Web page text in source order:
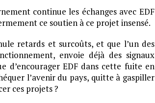
continue les échanges avec EDF
ce soutien à ce projet insensé.
retards et surcoûts, et que l’un des
envoie déjà des signaux
d’encourager EDF dans cette fuite en
l’avenir du pays, quitte à gaspiller
ces projets ?